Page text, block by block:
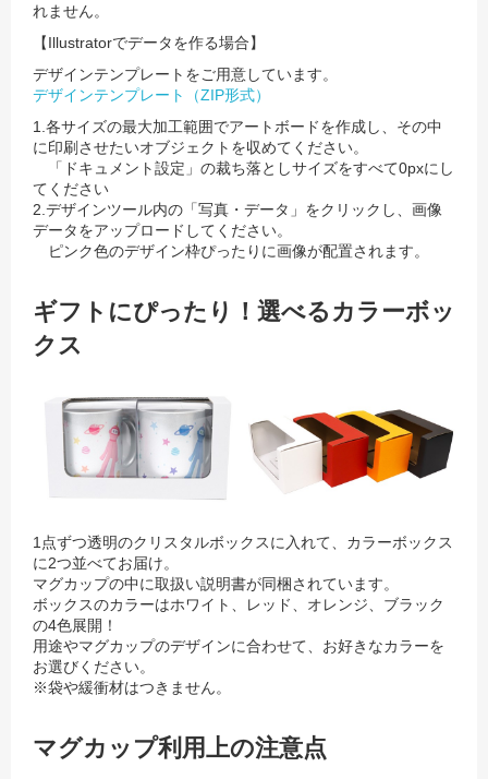
れません。
【Illustratorでデータを作る場合】
デザインテンプレートをご用意しています。
デザインテンプレート（ZIP形式）
1.各サイズの最大加工範囲でアートボードを作成し、その中
に印刷させたいオブジェクトを収めてください。
「ドキュメント設定」の裁ち落としサイズをすべて0pxにし
てください
2.デザインツール内の「写真・データ」をクリックし、画像
データをアップロードしてください。
ピンク色のデザイン枠ぴったりに画像が配置されます。
ギフトにぴったり！選べるカラーボッ
クス
1点ずつ透明のクリスタルボックスに入れて、カラーボックス
に2つ並べてお届け。
マグカップの中に取扱い説明書が同梱されています。
ボックスのカラーはホワイト、レッド、オレンジ、ブラック
の4色展開！
用途やマグカップのデザインに合わせて、お好きなカラーを
お選びください。
※袋や緩衝材はつきません。
マグカップ利用上の注意点